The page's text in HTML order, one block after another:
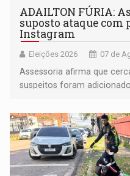
ADAILTON FÚRIA:
suposto ataque com
Instagram
Eleições 2026 07 de
Assessoria afirma que
suspeitos foram
remover as contas